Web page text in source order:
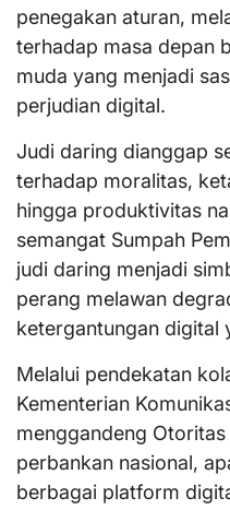
penegakan aturan,
terhadap masa depan
muda yang menjadi
perjudian digital.
Judi daring dianggap
terhadap moralitas,
hingga produktivitas
semangat Sumpah
judi daring menjadi
perang melawan
ketergantungan digital
Melalui pendekatan
Kementerian
menggandeng
perbankan nasional,
berbagai platform